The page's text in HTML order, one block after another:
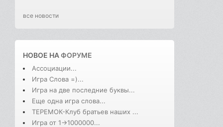
все новости
НОВОЕ НАФОРУМЕ
Ассоциации...
Игра Слова =)...
Игра на две последние буквы...
Еще одна игра слова...
ТЕРЕМОК-Клуб братьев наших ...
Игра от 1->1000000...